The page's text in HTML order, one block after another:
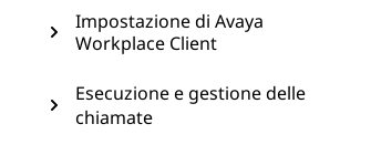
Impostazione di Avaya
Workplace Client
Esecuzione e gestione delle
chiamate